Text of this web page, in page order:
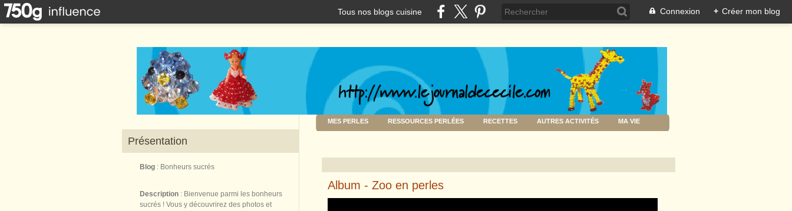
Tous nos blogs cuisine Connexion + Créer mon blog
Présentation
Blog : Bonheurs sucrés
Description : Bienvenue parmi les bonheurs
sucrés ! Vous y découvrirez des photos et
MES PERLES RESSOURCES PERLÉES RECETTES AUTRES ACTIVITÉS MA VIE
Album - Zoo en perles